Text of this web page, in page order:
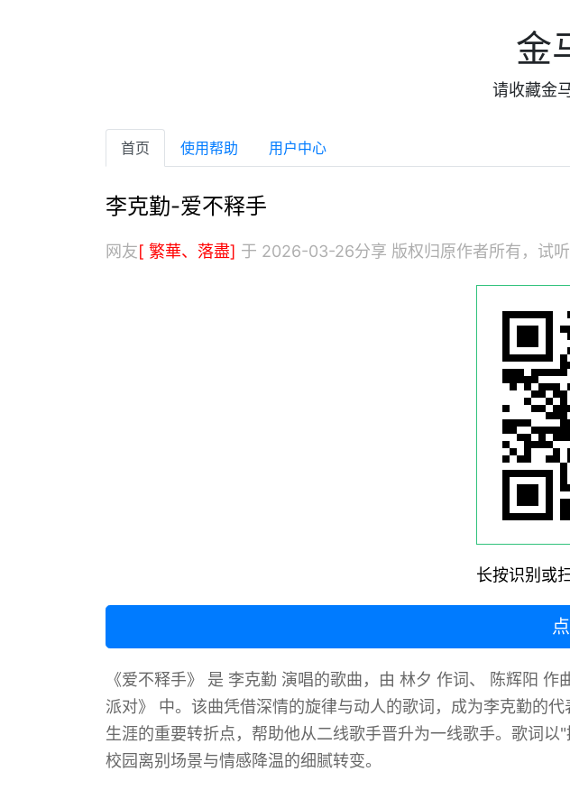
金
请收藏金
首页 使用帮助 用户中心
李克勤-爱不释手
网友[ 繁華、落盡] 于 2026-03-26分享 版权归原作者所有，试
长按识别或
《爱不释手》 是 李克勤 演唱的歌曲，由 林夕 作词、 陈辉阳
派对》 中。该曲凭借深情的旋律与动人的歌词，成为李克勤的
生涯的重要转折点，帮助他从二线歌手晋升为一线歌手。歌词
校园离别场景与情感降温的细腻转变。